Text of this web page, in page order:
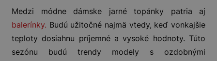
Medzi módne dámske jarné topánky patria aj
balerínky. Budú užitočné najmä vtedy, keď vonkajšie
teploty dosiahnu príjemné a vysoké hodnoty. Túto
sezónu budú trendy modely s ozdobnými